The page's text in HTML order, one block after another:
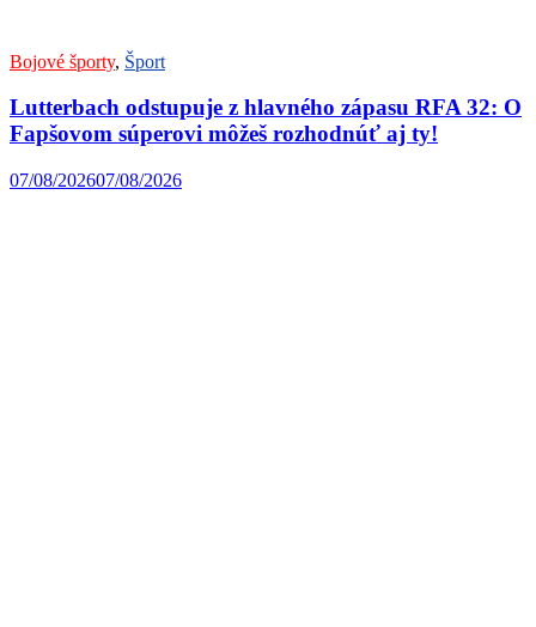
Bojové športy, Šport
Lutterbach odstupuje z hlavného zápasu RFA 32: O
Fapšovom súperovi môžeš rozhodnúť aj ty!
07/08/202607/08/2026